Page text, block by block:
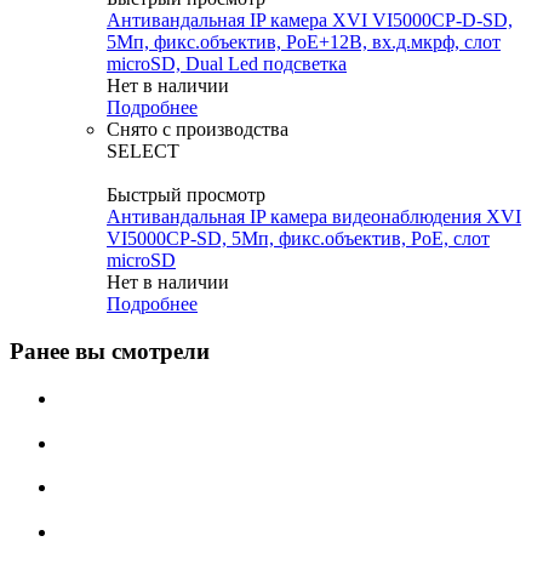
Антивандальная IP камера XVI VI5000CP-D-SD,
5Мп, фикс.объектив, PoE+12В, вх.д.мкрф, слот
microSD, Dual Led подсветка
Нет в наличии
Подробнее
Снято с производства
SELECT
Быстрый просмотр
Антивандальная IP камера видеонаблюдения XVI
VI5000CP-SD, 5Мп, фикс.объектив, PoE, слот
microSD
Нет в наличии
Подробнее
Ранее вы смотрели